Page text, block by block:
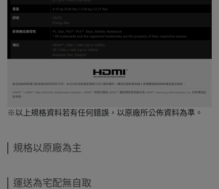
※以上規格資料若有任何錯誤，以原廠所公佈資料為準。
規格以原廠為主
運送為宅配無自取